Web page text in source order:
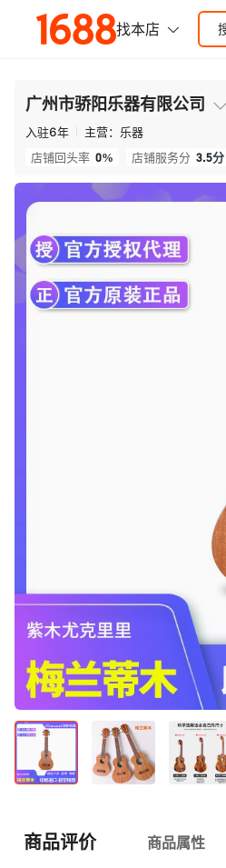
广州市骄阳乐器有限公司
入驻6年 主营： 乐器
店铺回头率 0% 店铺服务分 3.5分
商品评价 商品属性